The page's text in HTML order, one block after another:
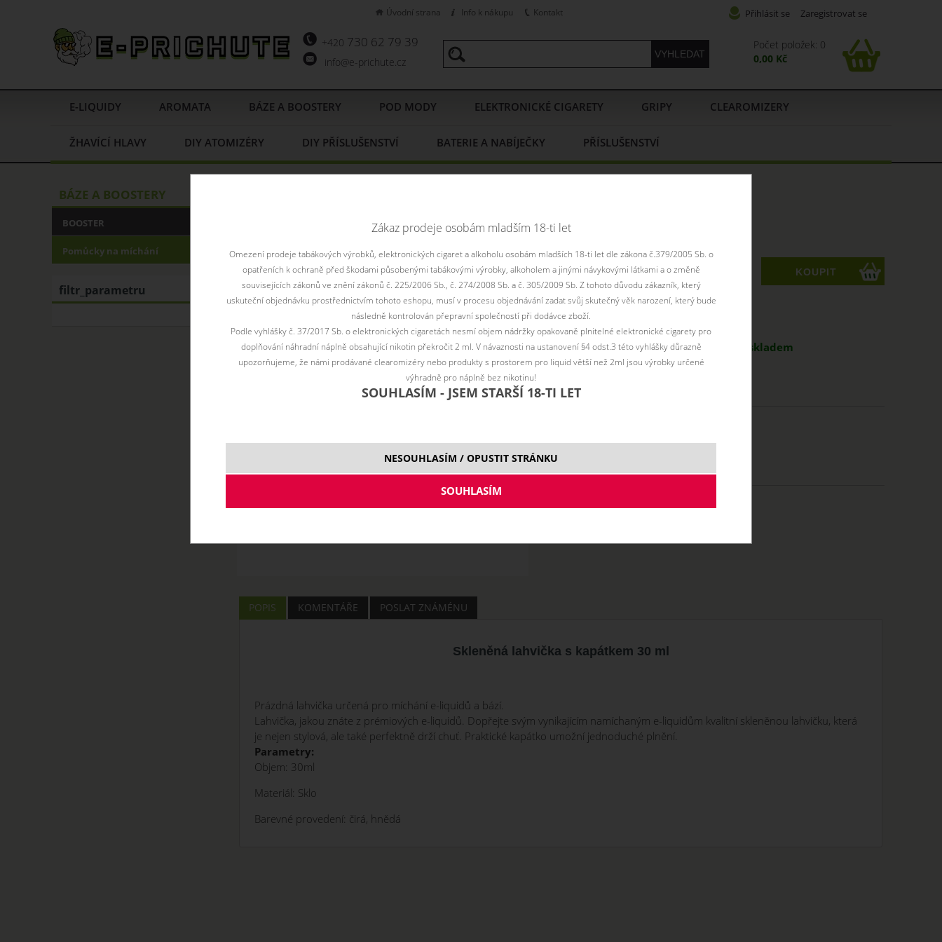
+420 730 62 79 39
info@e-prichute.cz
E-LIQUIDY AROMATA BÁZE A BOOSTERY POD MODY ELEKTRONICKÉ CIGARETY GRIPY CLEAROMIZERY
ŽHAVÍCÍ HLAVY DIY ATOMIZÉRY DIY PŘÍSLUŠENSTVÍ BATERIE A NABÍJEČKY PŘÍSLUŠENSTVÍ
Přihlásit se Zaregistrovat se
Počet položek: 0
0,00 Kč
Úvodní strana Info k nákupu Kontakt
49 CZK
Vyberte variantu:
hnědá
49 Kč skladem
POPIS KOMENTÁŘE POSLAT ZNÁMÉNU
Skleněná lahvička s kapátkem 30 ml
Prázdná lahvička určená pro míchání e-liquidů a bází.
Lahvička, jakou znáte z prémiových e-liquidů. Dopřejte svým vynikajícím namíchaným e-liquidům kvalitní skleněnou lahvičku, která
je nejen stylová, ale také perfektně drží chuť. Praktické kapátko umožní jednoduché plnění.
Parametry:
Objem: 30ml
Materiál: Sklo
Barevné provedení: čirá, hnědá
BÁZE A BOOSTERY
BOOSTER
Pomůcky na míchání
filtr_parametru
Zákaz prodeje osobám mladším 18-ti let
Omezení prodeje tabákových výrobků, elektronických cigaret a alkoholu osobám mladších 18-ti let dle zákona č.379/2005 Sb. o
opatřeních k ochraně před škodami působenými tabákovými výrobky, alkoholem a jinými návykovými látkami a o změně
souvisejících zákonů ve znění zákonů č. 225/2006 Sb., č. 274/2008 Sb. a č. 305/2009 Sb. Z tohoto důvodu zákazník, který
uskuteční objednávku prostřednictvím tohoto eshopu, musí v procesu objednávání zadat svůj skutečný věk narození, který bude
následně kontrolován přepravní společností při dodávce zboží.
Podle vyhlášky č. 37/2017 Sb. o elektronických cigaretách nesmí objem nádržky opakovaně plnitelné elektronické cigarety pro
doplňování náhradní náplně obsahující nikotin překročit 2 ml. V návaznosti na ustanovení §4 odst.3 této vyhlášky důrazně
upozorňujeme, že námi prodávané clearomizéry nebo produkty s prostorem pro liquid větší než 2ml jsou výrobky určené
výhradně pro náplně bez nikotinu!
SOUHLASÍM - JSEM STARŠÍ 18-TI LET
NESOUHLASÍM / OPUSTIT STRÁNKU